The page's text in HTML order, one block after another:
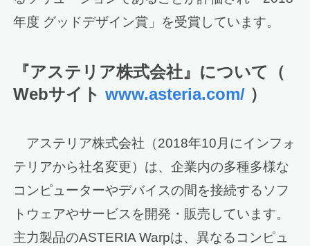
年度 グッドデザイン賞」を受賞しています。
『アステリア株式会社』について（
Webサイトwww.asteria.com/ ）
アステリア株式会社（2018年10月にインフォ
テリアから社名変更）は、企業内の多種多様な
コンピューターやデバイスの間を接続するソフ
トウェアやサービスを開発・販売しています。
主力製品のASTERIA Warpは、異なるコンピュ